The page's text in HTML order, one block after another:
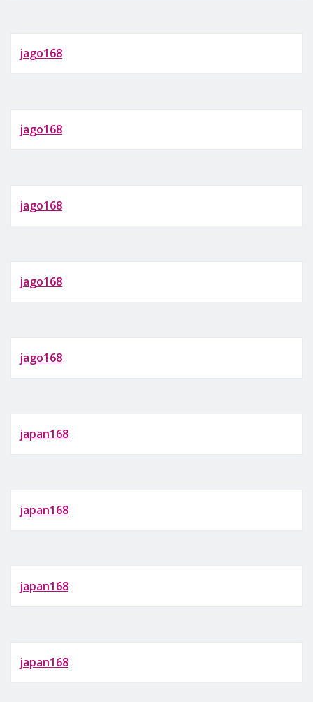
jago168
jago168
jago168
jago168
jago168
japan168
japan168
japan168
japan168